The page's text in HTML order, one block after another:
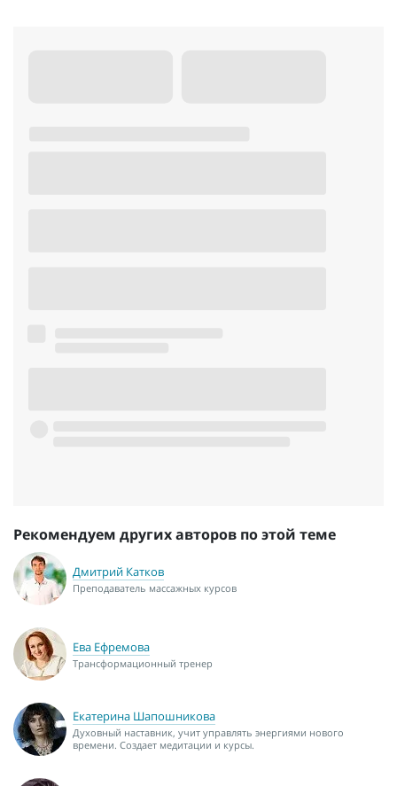
Рекомендуем других авторов по этой теме
Дмитрий Катков
Преподаватель массажных курсов
Ева Ефремова
Трансформационный тренер
Екатерина Шапошникова
Духовный наставник, учит управлять энергиями нового
времени. Создает медитации и курсы.